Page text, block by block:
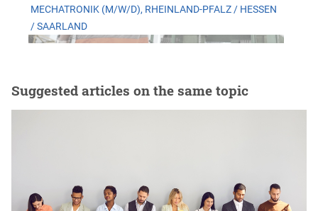
MECHATRONIK (M/W/D), RHEINLAND-PFALZ / HESSEN
/ SAARLAND
Suggested articles on the same topic